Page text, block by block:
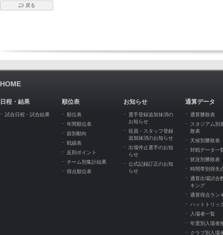
戻る
HOME
日程・結果
試合日程・試合結果
順位表
順位表
年間順位表
節別動向
戦績表
反則ポイント
チーム別集計結果
得点順位表
お知らせ
選手登録追加抹消の
お知らせ
役員・スタッフ登録
追加抹消のお知らせ
出場停止選手のお知
らせ
公式記録訂正のお知
らせ
通算データ
通算勝敗表
スタジアム別
敗表
天候別勝敗表
対戦データ一
状況別勝敗表
時間帯別得失
通算出場試合
キング
通算得点ラン
ハットトリッ
入場者一覧
年度別入場者
クラブ別入場